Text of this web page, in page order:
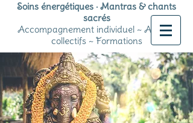
Soins énergétiques · Mantras & chants
sacrés
Accompagnement individuel ~ Ateliers
collectifs ~ Formations